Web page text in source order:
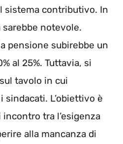
sistema contributivo. In
notevole.
pensione subirebbe un
al 25%. Tuttavia, si
tavolo in cui
sindacati. L’obiettivo è
tra l’esigenza
alla mancanza di